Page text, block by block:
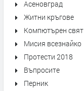
Асеновград
Житни кръгове
Компютърен свят
Мисия всезнайко
Протести 2018
Въпросите
Перник